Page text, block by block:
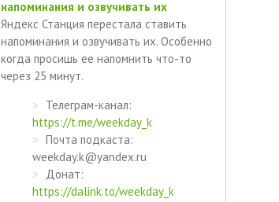
напоминания и озвучивать их
Яндекс Станция перестала ставить
напоминания и озвучивать их. Особенно
когда просишь ее напомнить что-то
через 25 минут.
Телеграм-канал:
https://t.me/weekday_k
Почта подкаста:
weekday.k@yandex.ru
Донат:
https://dalink.to/weekday_k